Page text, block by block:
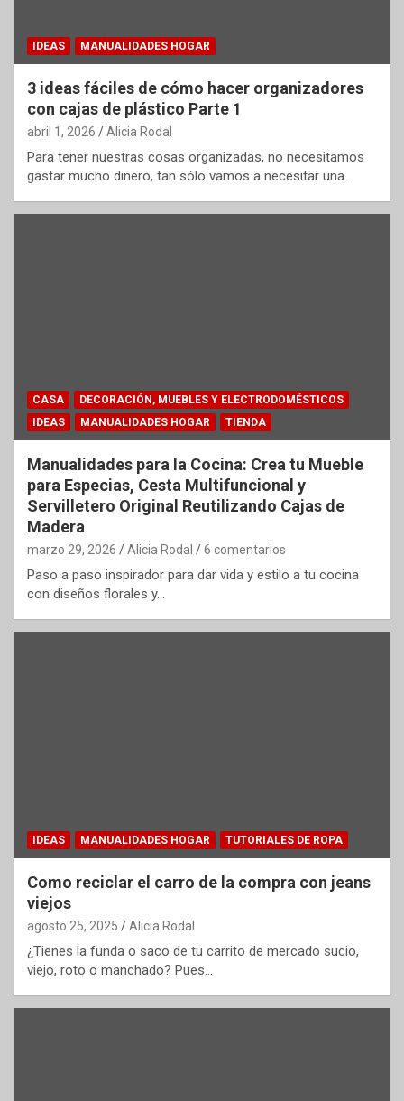
IDEAS MANUALIDADES HOGAR
3 ideas fáciles de cómo hacer organizadores
con cajas de plástico Parte 1
abril 1, 2026 Alicia Rodal
Para tener nuestras cosas organizadas, no necesitamos
gastar mucho dinero, tan sólo vamos a necesitar una…
CASA
DECORACIÓN, MUEBLES Y ELECTRODOMÉSTICOS
IDEAS
MANUALIDADES HOGAR TIENDA
Manualidades para la Cocina: Crea tu Mueble
para Especias, Cesta Multifuncional y
Servilletero Original Reutilizando Cajas de
Madera
marzo 29, 2026 Alicia Rodal 6 comentarios
Paso a paso inspirador para dar vida y estilo a tu cocina
con diseños florales y…
IDEAS MANUALIDADES HOGAR TUTORIALES DE ROPA
Como reciclar el carro de la compra con jeans
viejos
agosto 25, 2025 Alicia Rodal
¿Tienes la funda o saco de tu carrito de mercado sucio,
viejo, roto o manchado? Pues…